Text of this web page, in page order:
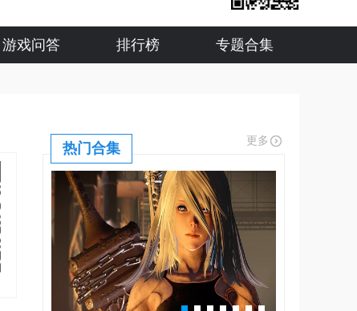
游戏问答 排行榜 专题合集
热门合集 更多